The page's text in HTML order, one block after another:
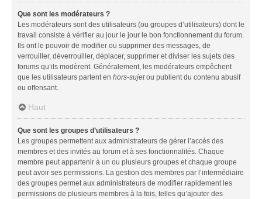
Que sont les modérateurs ?
Les modérateurs sont des utilisateurs (ou groupes d’utilisateurs) dont le
travail consiste à vérifier au jour le jour le bon fonctionnement du forum.
Ils ont le pouvoir de modifier ou supprimer des messages, de
verrouiller, déverrouiller, déplacer, supprimer et diviser les sujets des
forums qu’ils modèrent. Généralement, les modérateurs empêchent
que les utilisateurs partent en hors-sujetou publient du contenu abusif
ou offensant.
Haut
Que sont les groupes d’utilisateurs ?
Les groupes permettent aux administrateurs de gérer l’accès des
membres et des invités au forum et à ses fonctionnalités. Chaque
membre peut appartenir à un ou plusieurs groupes et chaque groupe
peut avoir ses permissions. La gestion des membres par l’intermédiaire
des groupes permet aux administrateurs de modifier rapidement les
permissions de plusieurs membres à la fois, telles qu’ajouter des